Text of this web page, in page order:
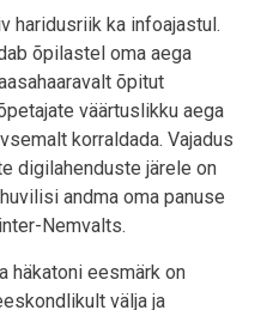
haridusriik ka infoajastul.
õpilastel oma aega
õpitut
väärtuslikku aega
korraldada. Vajadus
digilahenduste järele on
andma oma panuse
Nemvalts.
häkatoni eesmärk on
välja ja